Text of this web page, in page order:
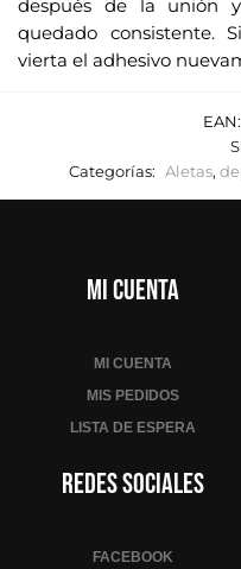
después de la unión
quedado consistente.
vierta el adhesivo
EAN:
Categorías: Aletas,
Mi cuenta
MI CUENTA
MIS PEDIDOS
LISTA DE ESPERA
Redes sociales
FACEBOOK